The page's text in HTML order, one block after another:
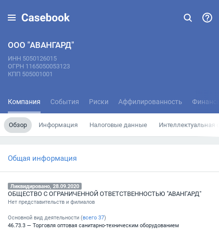
ООО "АВАНГАРД"
ИНН 5050126015
ОГРН 1165050053123
КПП 505001001
Компания События Риски Аффилированность
Обзор Информация Налоговые данные Интеллектуальная
Общая информация
Ликвидировано, 28.09.2020
ОБЩЕСТВО С ОГРАНИЧЕННОЙ ОТВЕТСТВЕННОСТЬЮ "АВАНГАРД"
Нет представительств и филиалов
Основной вид деятельности (всего 37)
46.73.3 — Торговля оптовая санитарно-техническим оборудованием